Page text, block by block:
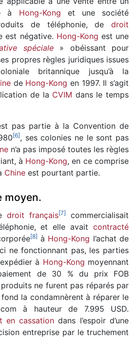
à Hong-Kong et une société
de téléphonie, de droit
est négative. Hong-Kong est une
spéciale» obéissant pour
propres règles juridiques issues
britannique jusqu’à la
de Hong-Kong en 1997. Il s’agit
de la CVIM dans le temps
pas partie à la Convention de
[6], ses colonies ne le sont pas
n’a pas imposé toutes les règles
à Hong-Kong, en ce comprise
Chine est pourtant partie.
moyen.
droit français[7]
commercialisait
et elle avait contracté
[8] à Hong-Kong l’achat de
ne fonctionnant pas, les parties
à Hong-Kong moyennant
de 30 % du prix FOB
produits ne furent pas réparés par
la condamnèrent à réparer le
à hauteur de 7.995 USD.
en cassation dans l’espoir d’une
entreprise par le truchement